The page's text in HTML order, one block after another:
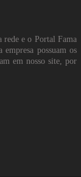
rede e o Portal Fama
possuam os
em nosso site, por